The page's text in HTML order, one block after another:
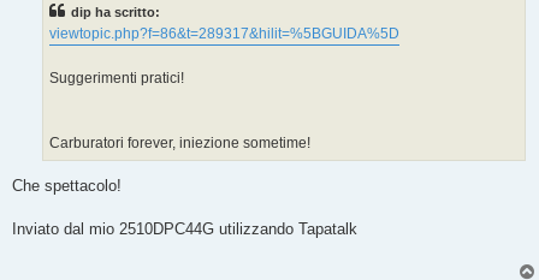
dip ha scritto:
viewtopic.php?f=86&t=289317&hilit=%5BGUIDA%5D
Suggerimenti pratici!
Carburatori forever, iniezione sometime!
Che spettacolo!
Inviato dal mio 2510DPC44G utilizzando Tapatalk